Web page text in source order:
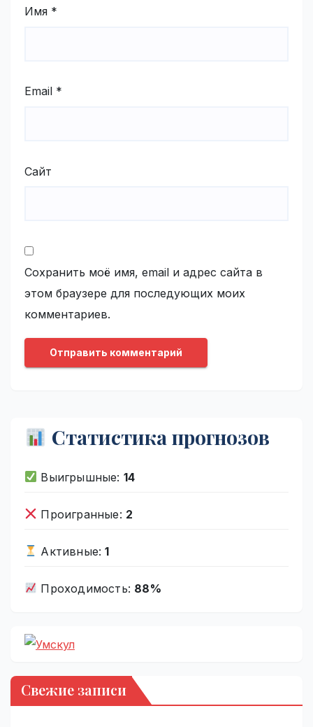
Имя *
Email *
Сайт
Сохранить моё имя, email и адрес сайта в
этом браузере для последующих моих
комментариев.
Статистика прогнозов
Выигрышные: 14
Проигранные: 2
Активные:1
Проходимость: 88%
Свежие записи